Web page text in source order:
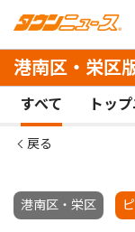
港南区・栄区
すべて トッ
戻る
港南区・栄区